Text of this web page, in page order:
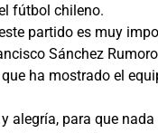
fútbol chileno.
partido es muy
Sánchez
ha mostrado el
para que